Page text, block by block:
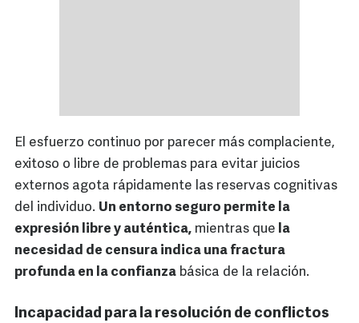
El esfuerzo continuo por parecer más complaciente,
exitoso o libre de problemas para evitar juicios
externos agota rápidamente las reservas cognitivas
del individuo. Un entorno seguro permite la
expresión libre y auténtica, mientras que la
necesidad de censura indica una fractura
profunda en la confianza básica de la relación.
Incapacidad para la resolución de conflictos